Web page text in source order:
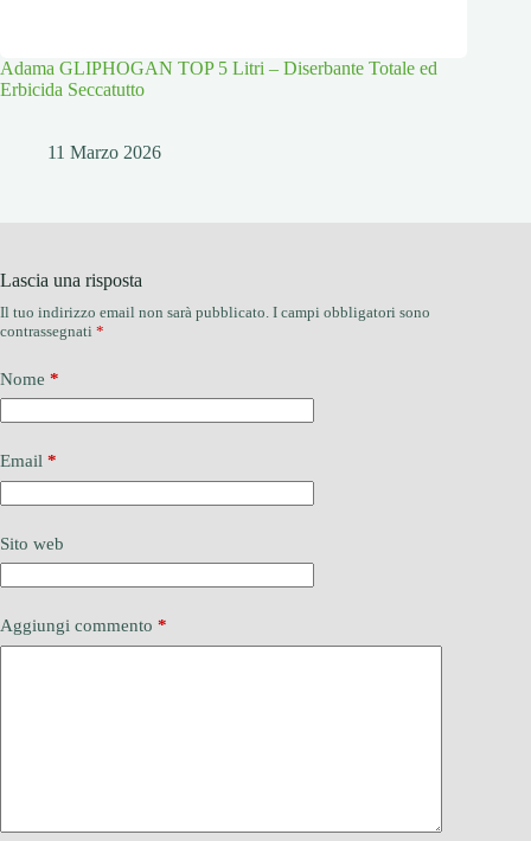
Adama GLIPHOGAN TOP 5 Litri – Diserbante Totale ed
Erbicida Seccatutto
11 Marzo 2026
Lascia una risposta
Il tuo indirizzo email non sarà pubblicato. I campi obbligatori sono
contrassegnati *
Nome *
Email *
Sito web
Aggiungi commento *